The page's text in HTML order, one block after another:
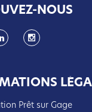
NOUS
Prêt sur Gage